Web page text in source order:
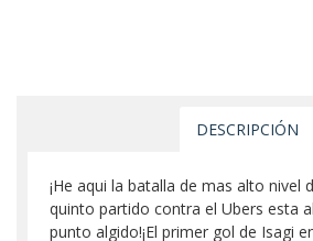
DESCRIPCIÓN
¡He aqui la batalla de mas alto nivel
quinto partido contra el Ubers esta
punto algido!¡El primer gol de Isagi